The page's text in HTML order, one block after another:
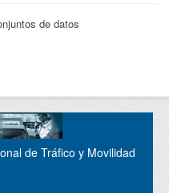
de datos
de Tráfico y Movilidad